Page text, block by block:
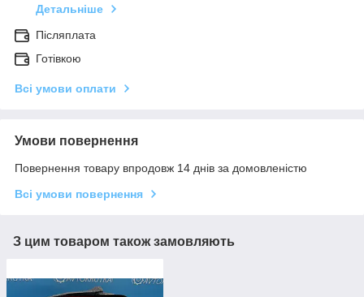
Детальніше
Післяплата
Готівкою
Всі умови оплати
Умови повернення
Повернення товару впродовж 14 днів за домовленістю
Всі умови повернення
З цим товаром також замовляють